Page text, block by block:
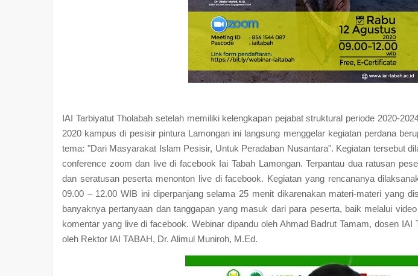
IAI Tarbiyatut Tholabah setelah memiliki kelengkapan pejabat struktural periode 2020-
2020 kampus di pesisir pintura Lamongan ini langsung menggelar kegiatan perdana
tema: "Dari Masyarakat Islam Pesisir, Untuk Peradaban Nusantara". Kegiatan tersebut
conference zoom dan live di facebook Iai Tabah Lamongan. Terpantau dua ratusan
dan seratusan peserta menonton live di facebook. Kegiatan yang rencananya
09.00 – 12.00 WIB ini diperpanjang selama 25 menit dikarenakan materi-materi yang
banyaknya pertanyaan dan tanggapan yang masuk dari para peserta, baik melalui
komentar yang live di facebook. Webinar dipandu oleh Ahmad Badrut Tamam, dosen
oleh Rektor IAI TABAH, Dr. Alimul Muniroh, M.Ed.